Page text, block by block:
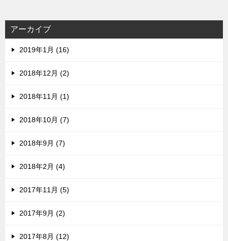
アーカイブ
2019年1月 (16)
2018年12月 (2)
2018年11月 (1)
2018年10月 (7)
2018年9月 (7)
2018年2月 (4)
2017年11月 (5)
2017年9月 (2)
2017年8月 (12)